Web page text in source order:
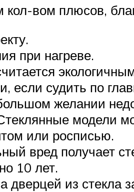
вом плюсов,
при нагреве.
если судить по
желании
модели
или росписью.
вред получает
10 лет.
дверцей из стекла